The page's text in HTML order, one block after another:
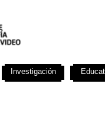
Investigación